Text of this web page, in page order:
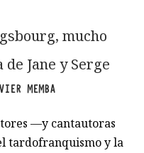
mucho
Jane y Serge
MEMBA
—y cantautoras
tardofranquismo y la